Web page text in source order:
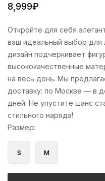
8,999₽
Откройте для себя
ваш идеальный выбор для
дизайн подчеркивает
высококачественные
на весь день. Мы
доставку: по Москве — в
дней. Не упустите шанс
стильного наряда!
Размер:
S M